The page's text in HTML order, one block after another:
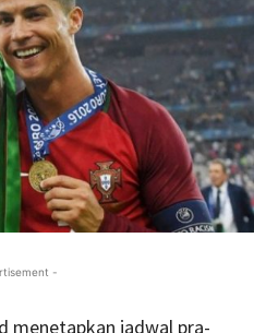
-
menetapkan jadwal pra-